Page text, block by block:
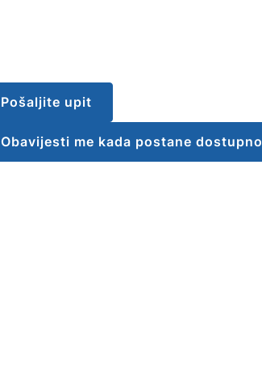
Pošaljite upit
Obavijesti me kada postane dostupno